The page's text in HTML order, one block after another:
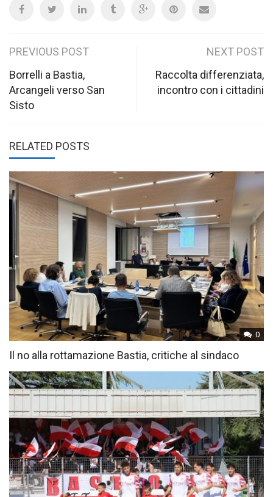
Post
navigation
PREVIOUS POST
Borrelli a Bastia,
Arcangeli verso San
Sisto
NEXT POST
Raccolta differenziata,
incontro con i cittadini
RELATED POSTS
0
Il no alla rottamazione Bastia, critiche al sindaco